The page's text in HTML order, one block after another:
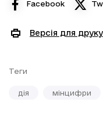
Facebook
Версія для друку
Теги
дія мінцифри